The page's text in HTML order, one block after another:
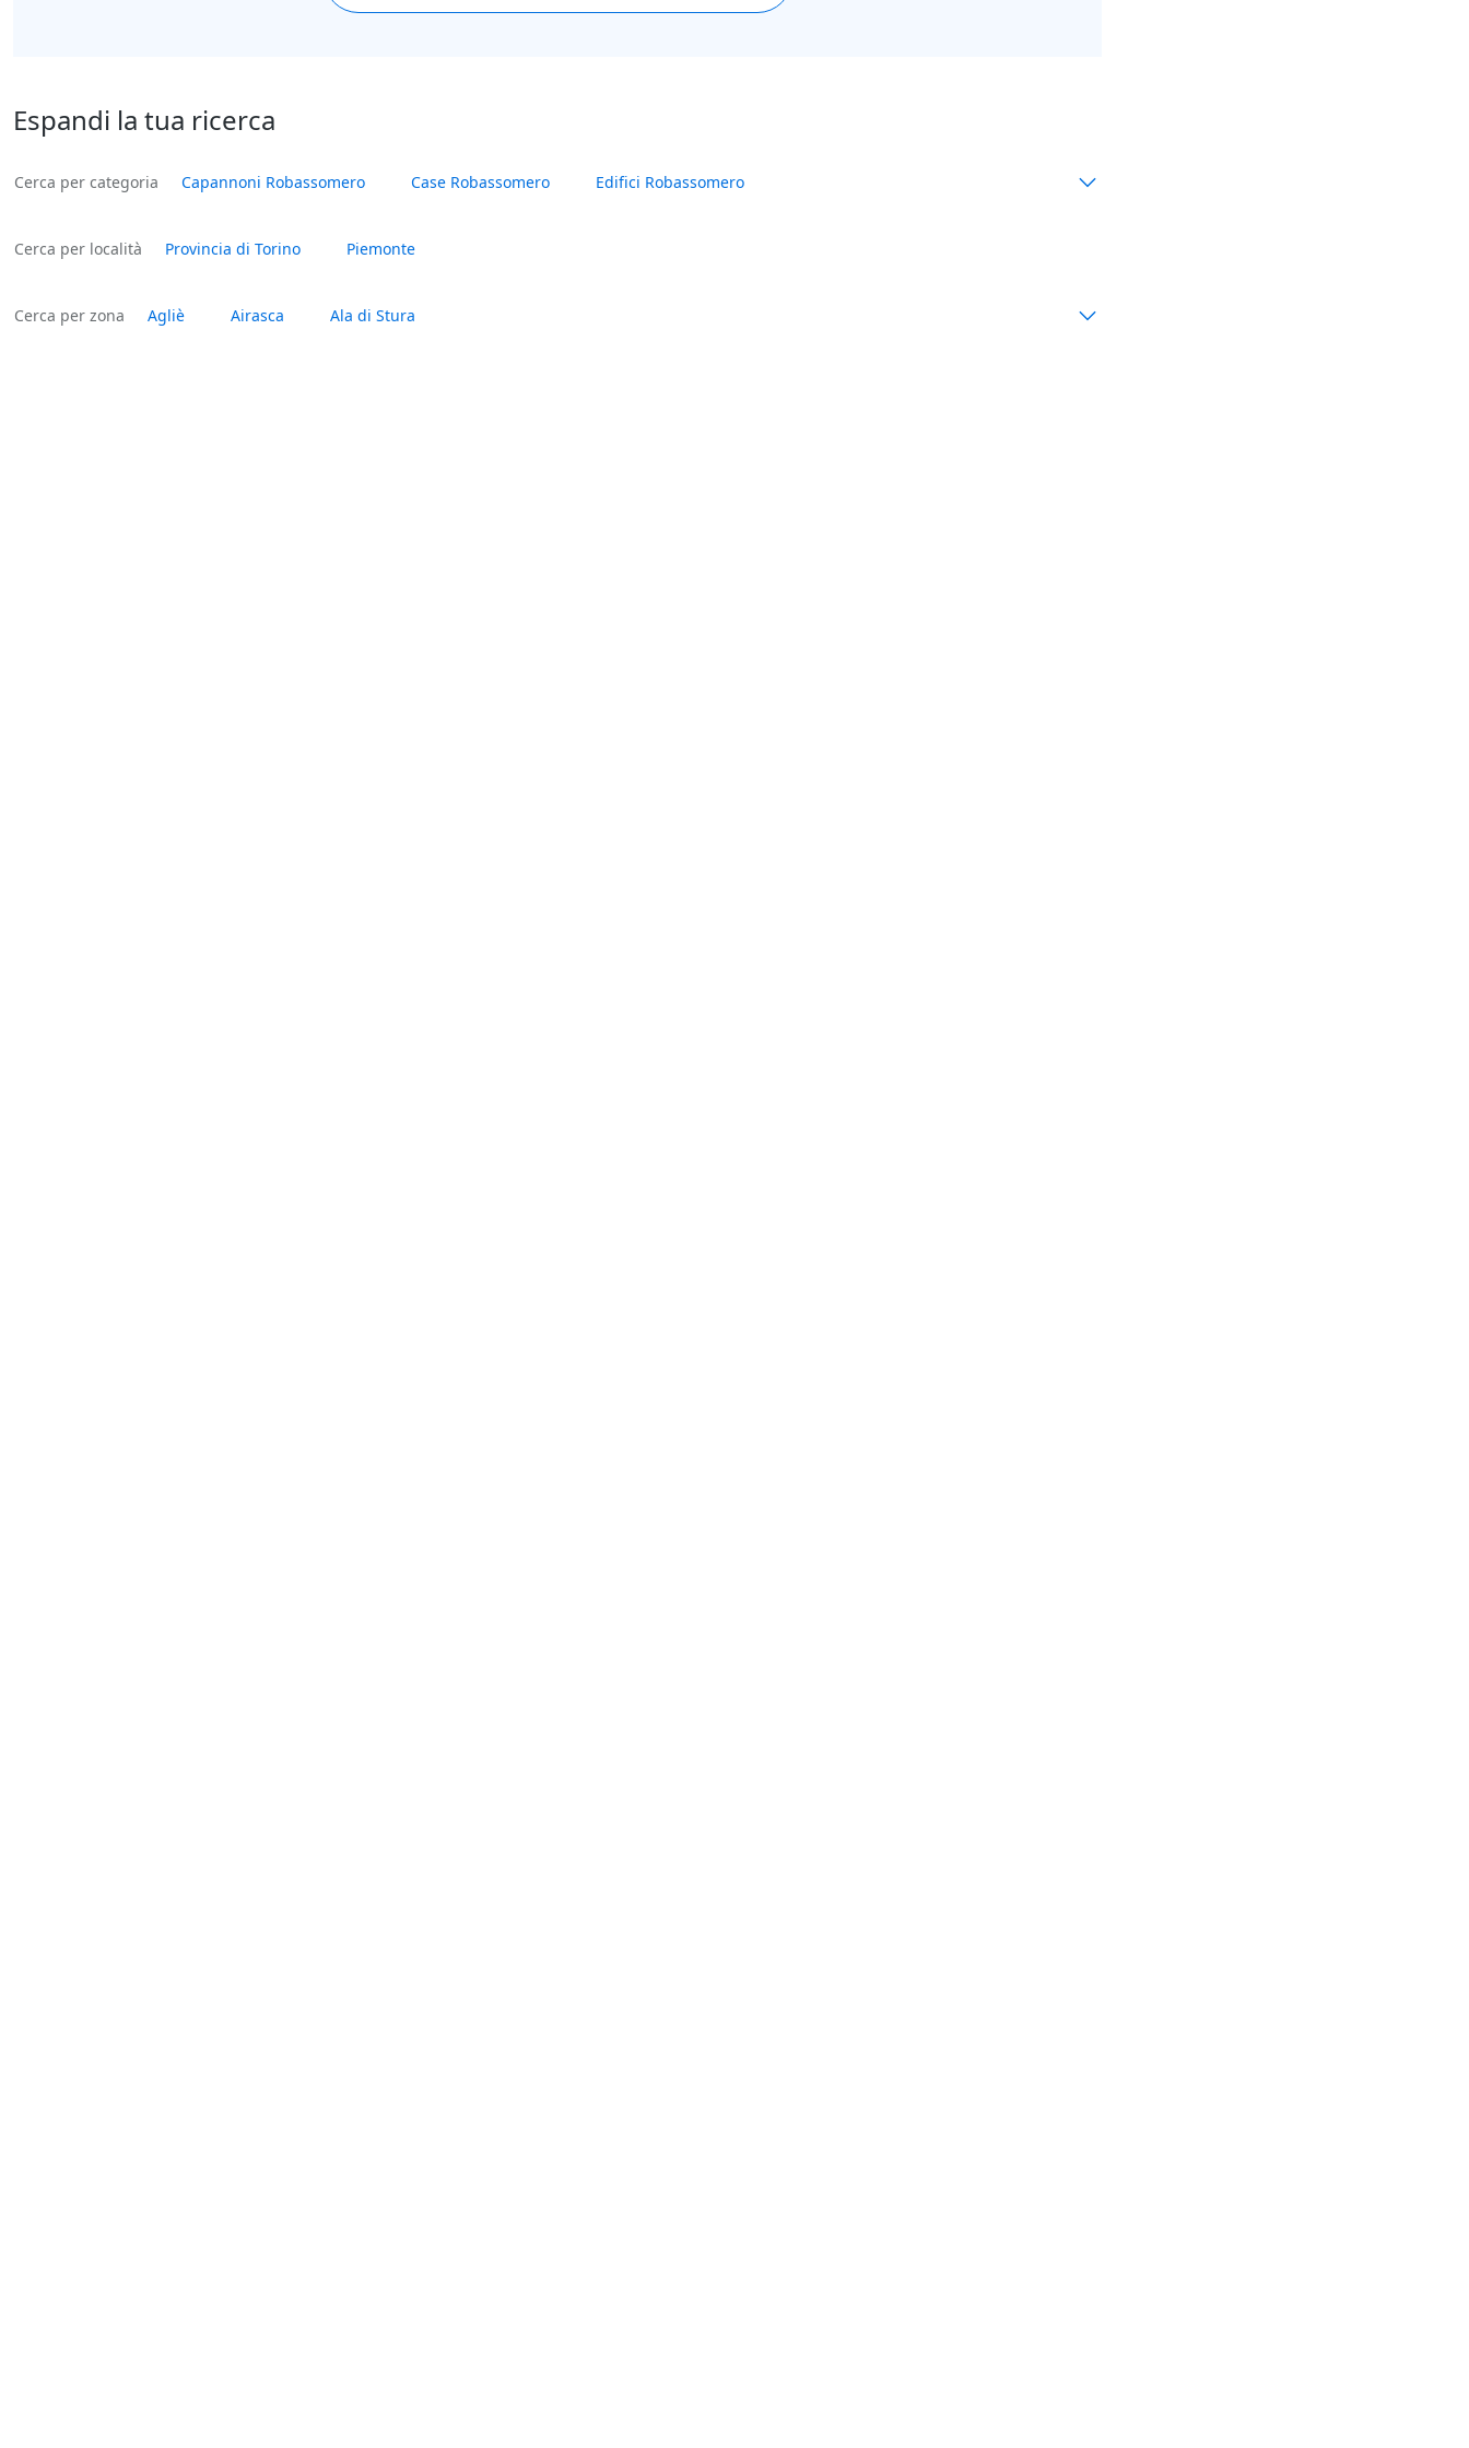
Espandi la tua ricerca
Cerca per categoria Capannoni Robassomero Case Robassomero Edifici Robassomero
Cerca per località Provincia di Torino Piemonte
Cerca per zona Agliè Airasca Ala di Stura